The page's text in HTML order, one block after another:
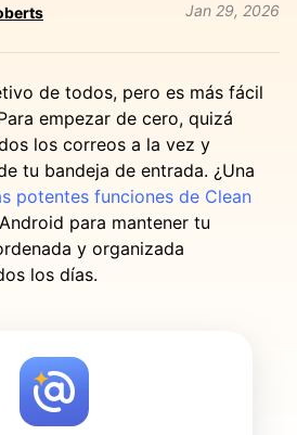
Jan 29, 2026
de todos, pero es más fácil
empezar de cero, quizá
los correos a la vez y
tu bandeja de entrada. ¿Una
potentes funciones de Clean
para mantener tu
y organizada
los días.